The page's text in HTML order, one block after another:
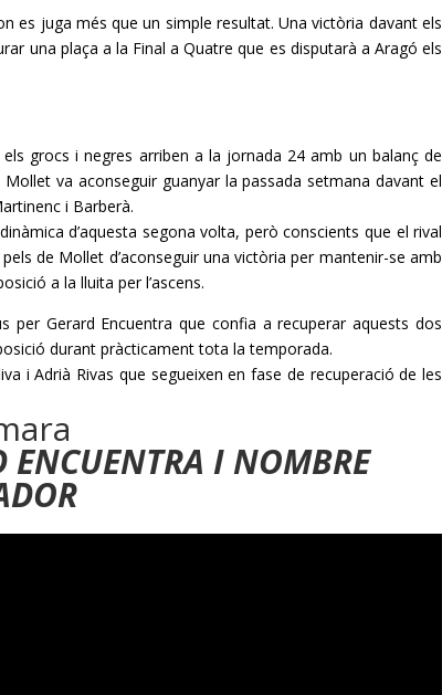
es juga més que un simple resultat. Una victòria davant els
una plaça a la Final a Quatre que es disputarà a Aragó els
grocs i negres arriben a la jornada 24 amb un balanç de
va aconseguir guanyar la passada setmana davant el
i Barberà.
d’aquesta segona volta, però conscients que el rival
de Mollet d’aconseguir una victòria per mantenir-se amb
a la lluita per l’ascens.
per Gerard Encuentra que confia a recuperar aquests dos
durant pràcticament tota la temporada.
i Adrià Rivas que segueixen en fase de recuperació de les
ENCUENTRA I NOMBRE